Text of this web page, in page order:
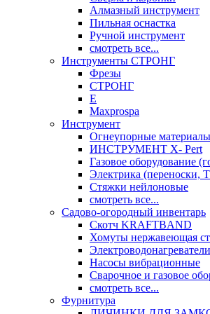
Алмазный инструмент
Пильная оснастка
Ручной инструмент
смотреть все...
Инструменты СТРОНГ
Фрезы
СТРОНГ
Е
Maxprospa
Инструмент
Огнеупорные материалы
ИНСТРУМЕНТ X- Pert
Газовое оборудование
Электрика (переноски,
Стяжки нейлоновые
смотреть все...
Садово-огородный инвентарь
Скотч KRAFTBAND
Хомуты нержавеющая
Электроводонагреватели
Насосы вибрационные
Сварочное и газовое
смотреть все...
Фурнитура